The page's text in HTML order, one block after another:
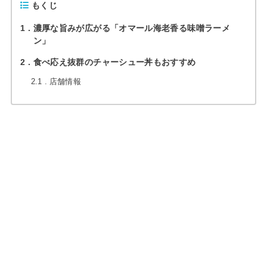
もくじ
1
濃厚な旨みが広がる「オマール海老香る味噌ラーメ
ン」
2 食べ応え抜群のチャーシュー丼もおすすめ
2.1 店舗情報